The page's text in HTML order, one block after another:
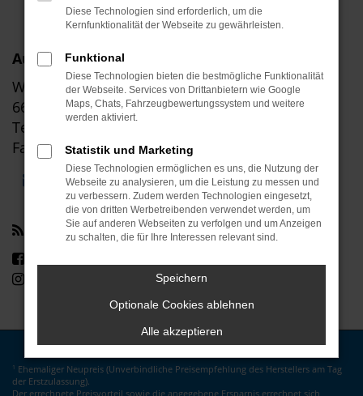
WEITERE KUNDENSTIMMEN LESEN
Autohaus Klinkner GmbH
Wolfsborn 50-56
66679 Losheim am See
Tel: +49 6872 91400
Fax: +49 6872 91486
E-Mail schreiben Unsere Öffnungszeiten
Social Media
Besuchen Sie uns auf Instagram
1 Ehemaliger Neupreis (Unverbindliche Preisempfehlung des Herstellers am Tag
der Erstzulassung).
Der errechnete Preisvorteil sowie die angegebene Ersparnis errechnet sich
Diese Technologien sind erforderlich, um die
Kernfunktionalität der Webseite zu gewährleisten.
Funktional
Diese Technologien bieten die bestmögliche Funktionalität
der Webseite. Services von Drittanbietern wie Google
Maps, Chats, Fahrzeugbewertungssystem und weitere
werden aktiviert.
Statistik und Marketing
Diese Technologien ermöglichen es uns, die Nutzung der
Webseite zu analysieren, um die Leistung zu messen und
zu verbessern. Zudem werden Technologien eingesetzt,
die von dritten Werbetreibenden verwendet werden, um
Sie auf anderen Webseiten zu verfolgen und um Anzeigen
zu schalten, die für Ihre Interessen relevant sind.
Speichern
Optionale Cookies ablehnen
Alle akzeptieren